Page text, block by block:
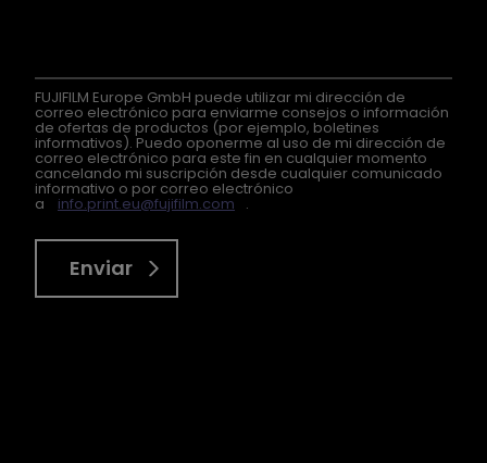
FUJIFILM Europe GmbH puede utilizar mi dirección de
correo electrónico para enviarme consejos o información
de ofertas de productos (por ejemplo, boletines
informativos). Puedo oponerme al uso de mi dirección de
correo electrónico para este fin en cualquier momento
cancelando mi suscripción desde cualquier comunicado
informativo o por correo electrónico
a info.print.eu@fujifilm.com .
Enviar